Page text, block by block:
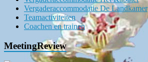
Vergaderaccommodatie De Landkamer
Teamactiviteiten
Coachen en trainen
MeetingReview